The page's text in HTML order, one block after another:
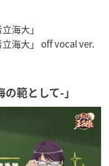
海大」
海大」 off vocal ver.
の範として-」